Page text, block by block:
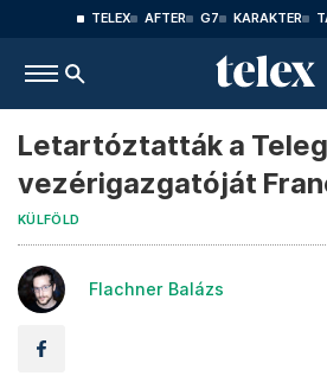
TELEX AFTER G7 KARAKTER
Letartóztatták a
vezérigazgatóját
KÜLFÖLD
Flachner Balázs